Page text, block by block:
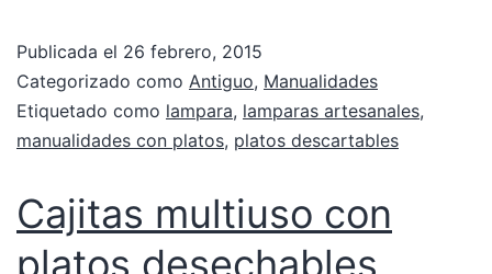
Publicada el 26 febrero, 2015
Categorizado como Antiguo, Manualidades
Etiquetado como lampara, lamparas artesanales,
manualidades con platos, platos descartables
Cajitas multiuso con
platos desechables